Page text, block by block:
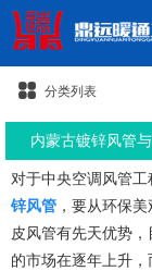
分类列表
内蒙古镀锌风管
对于中央空调风管
锌风管 ，要从环保
皮风管有先天优势
的市场在逐年上升